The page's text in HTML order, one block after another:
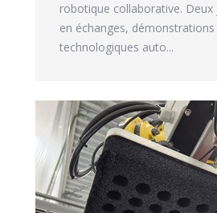
robotique collaborative. Deux
en échanges,
technologiques auto...